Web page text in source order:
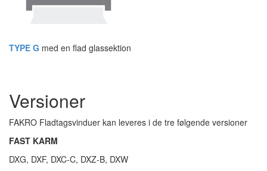
TYPE G med en flad glassektion
Versioner
FAKRO Fladtagsvinduer kan leveres i de tre følgende versioner
FAST KARM
DXG, DXF, DXC-C, DXZ-B, DXW